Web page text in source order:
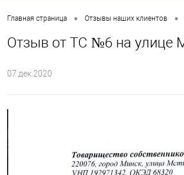
Главная страница • Отзывы наших клиентов •
Отзыв от ТС №6 на улице
07.дек.2020